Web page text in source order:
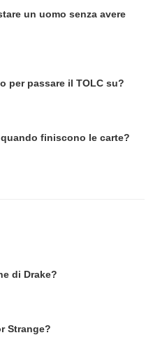
un uomo senza avere
per passare il TOLC su?
finiscono le carte?
di Drake?
Strange?